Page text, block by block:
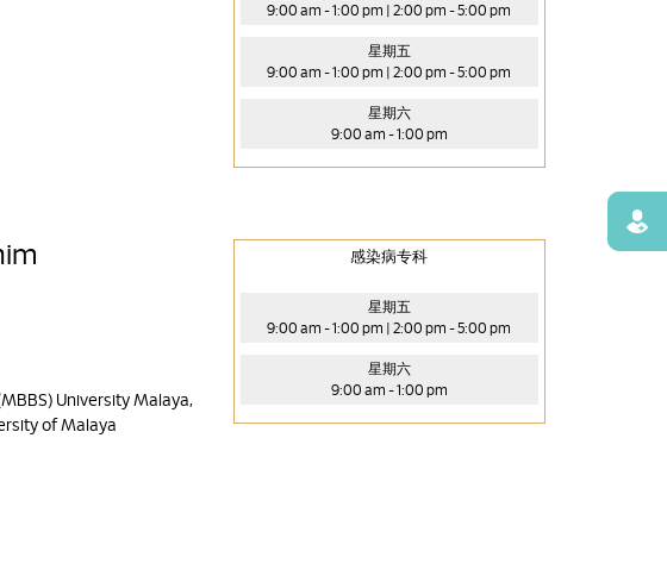
9:00 am - 1:00 pm | 2:00 pm - 5:00 pm
星期五
9:00 am - 1:00 pm | 2:00 pm - 5:00 pm
星期六
9:00 am - 1:00 pm
University Malaya,
of Malaya
感染病专科
星期五
9:00 am - 1:00 pm | 2:00 pm - 5:00 pm
星期六
9:00 am - 1:00 pm
寻